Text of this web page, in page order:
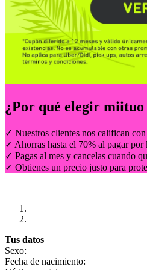
¿Por qué elegir miituo
✓ Nuestros clientes nos califican
✓ Ahorras hasta el 70% al pagar por
✓ Pagas al mes y cancelas cuando
✓ Obtienes un precio justo para
Tus datos
Sexo:
Fecha de nacimiento: